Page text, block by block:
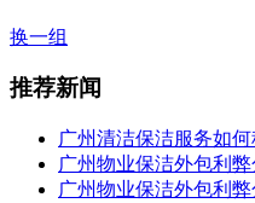
换一组
推荐新闻
广州清洁保洁服务如
广州物业保洁外包利
广州物业保洁外包利